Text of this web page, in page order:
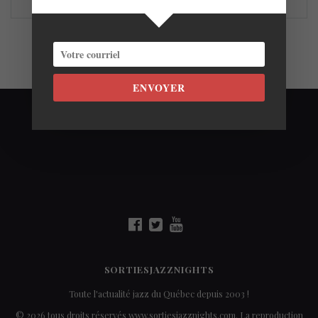
SORTIESJAZZNIGHTS
Toute l'actualité jazz du Québec depuis 2003 !
© 2026 tous droits réservés www.sortiesjazznights.com. La reproduction
ENVOYER